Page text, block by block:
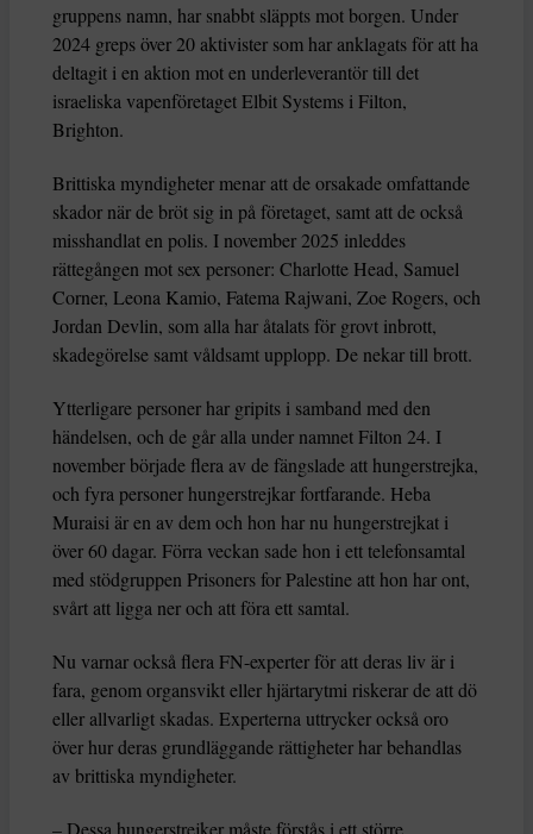
gruppens namn, har snabbt släppts mot borgen. Under
2024 greps över 20 aktivister som har anklagats för att ha
deltagit i en aktion mot en underleverantör till det
israeliska vapenföretaget Elbit Systems i Filton,
Brighton.
Brittiska myndigheter menar att de orsakade omfattande
skador när de bröt sig in på företaget, samt att de också
misshandlat en polis. I november 2025 inleddes
rättegången mot sex personer: Charlotte Head, Samuel
Corner, Leona Kamio, Fatema Rajwani, Zoe Rogers, och
Jordan Devlin, som alla har åtalats för grovt inbrott,
skadegörelse samt våldsamt upplopp. De nekar till brott.
Ytterligare personer har gripits i samband med den
händelsen, och de går alla under namnet Filton 24. I
november började flera av de fängslade att hungerstrejka,
och fyra personer hungerstrejkar fortfarande. Heba
Muraisi är en av dem och hon har nu hungerstrejkat i
över 60 dagar. Förra veckan sade hon i ett telefonsamtal
med stödgruppen Prisoners for Palestine att hon har ont,
svårt att ligga ner och att föra ett samtal.
Nu varnar också flera FN-experter för att deras liv är i
fara, genom organsvikt eller hjärtarytmi riskerar de att dö
eller allvarligt skadas. Experterna uttrycker också oro
över hur deras grundläggande rättigheter har behandlas
av brittiska myndigheter.
– Dessa hungerstrejker måste förstås i ett större